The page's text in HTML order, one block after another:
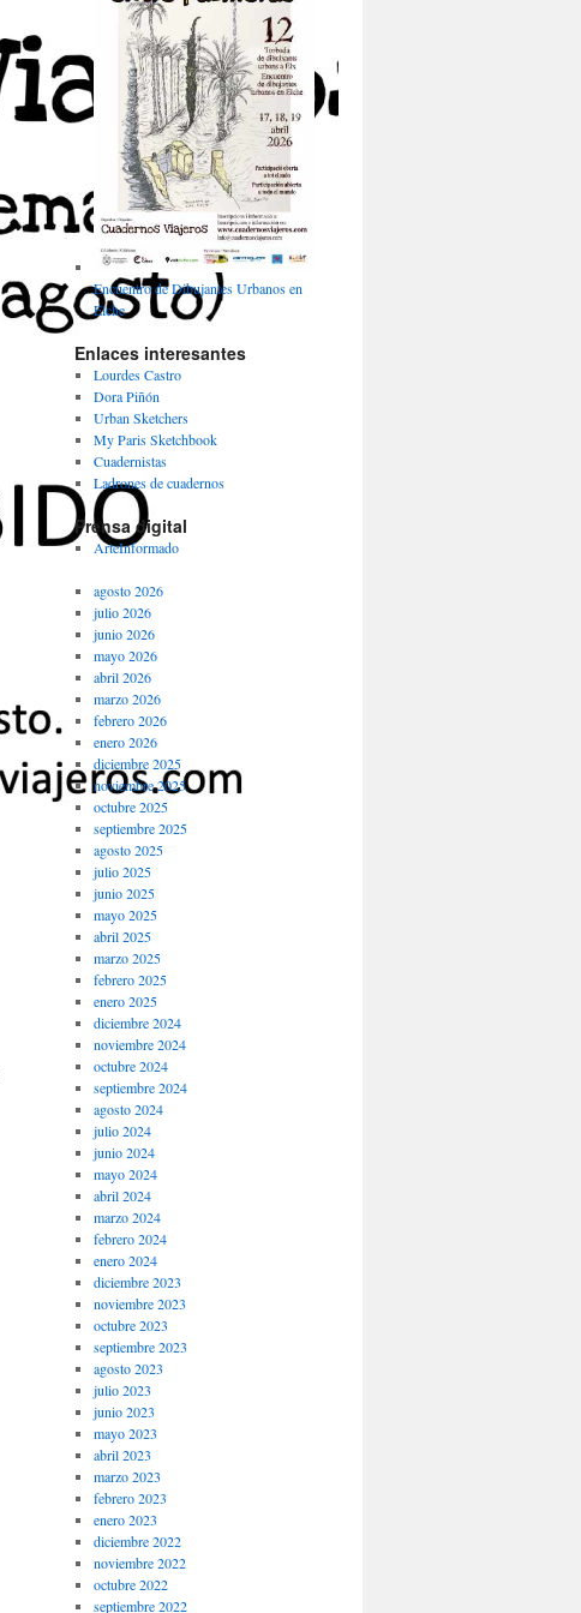
Encuentro de Dibujantes Urbanos en
Elche
Enlaces interesantes
Lourdes Castro
Dora Piñón
Urban Sketchers
My Paris Sketchbook
Cuadernistas
Ladrones de cuadernos
Prensa digital
ArteInformado
agosto 2026
julio 2026
junio 2026
mayo 2026
abril 2026
marzo 2026
febrero 2026
enero 2026
diciembre 2025
noviembre 2025
octubre 2025
septiembre 2025
agosto 2025
julio 2025
junio 2025
mayo 2025
abril 2025
marzo 2025
febrero 2025
enero 2025
diciembre 2024
noviembre 2024
octubre 2024
septiembre 2024
agosto 2024
julio 2024
junio 2024
mayo 2024
abril 2024
marzo 2024
febrero 2024
enero 2024
diciembre 2023
noviembre 2023
octubre 2023
septiembre 2023
agosto 2023
julio 2023
junio 2023
mayo 2023
abril 2023
marzo 2023
febrero 2023
enero 2023
diciembre 2022
noviembre 2022
octubre 2022
septiembre 2022